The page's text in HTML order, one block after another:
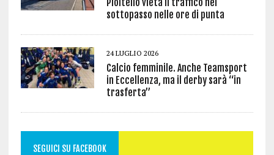
Pioltello vieta il traffico nel
sottopasso nelle ore di punta
24 LUGLIO 2026
Calcio femminile. Anche Teamsport
in Eccellenza, ma il derby sarà “in
trasferta”
SEGUICI SU FACEBOOK